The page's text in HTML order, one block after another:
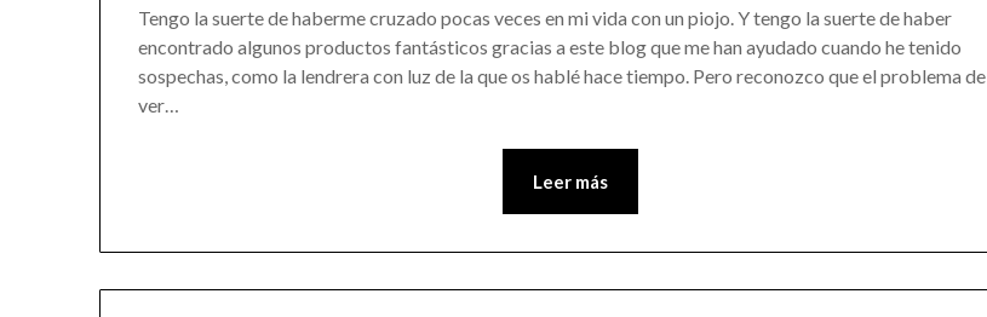
Tengo la suerte de haberme cruzado pocas veces en mi vida con un piojo. Y tengo la suerte de haber
encontrado algunos productos fantásticos gracias a este blog que me han ayudado cuando he tenido
sospechas, como la lendrera con luz de la que os hablé hace tiempo. Pero reconozco que el problema de
ver…
Leer más